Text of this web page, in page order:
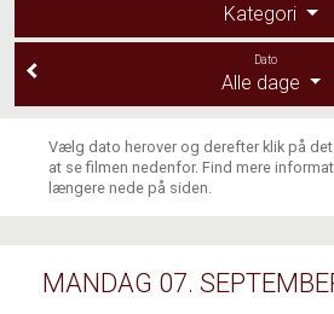
Kategori
Dato
Alle dage
Vælg dato herover og derefter klik på
at se filmen nedenfor. Find mere
længere nede på siden.
MANDAG 07.